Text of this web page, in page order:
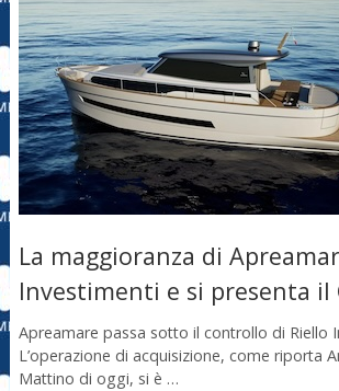
La maggioranza di
Investimenti e si presenta il
Apreamare passa sotto il controllo di Riello
L’operazione di acquisizione, come riporta
Mattino di oggi, si è …